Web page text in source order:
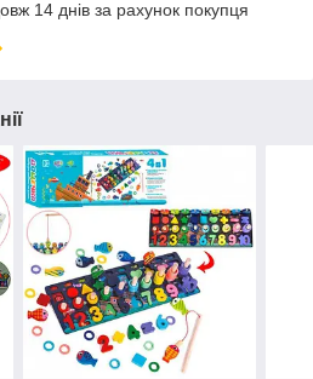
14 днів за рахунок покупця